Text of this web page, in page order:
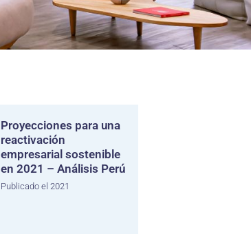
Proyecciones para una
reactivación
empresarial sostenible
en 2021 – Análisis Perú
Publicado el 2021